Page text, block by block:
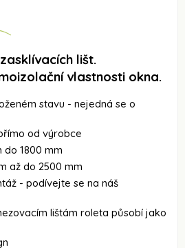
lišt.
vlastnosti okna.
stavu - nejedná se o
od výrobce
do 1800 mm
až do 2500 mm
- podívejte se na náš
lištám roleta působí jako